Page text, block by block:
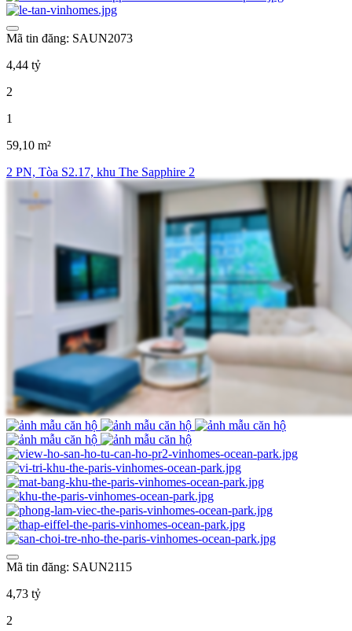
Mã tin đăng: SAUN2073
4,44 tỷ
2
1
59,10 m²
2 PN, Tòa S2.17, khu The Sapphire 2
Mã tin đăng: SAUN2115
4,73 tỷ
2